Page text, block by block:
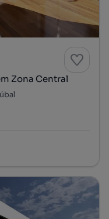
Zona Central